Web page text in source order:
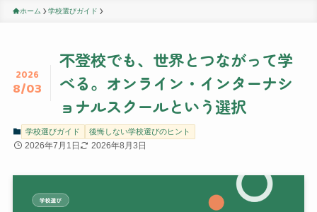
ホーム 学校選びガイド
不登校でも、世界とつながって学
べる。オンライン・インターナシ
ョナルスクールという選択
2026
8/03
学校選びガイド 後悔しない学校選びのヒント
2026年7月1日 2026年8月3日